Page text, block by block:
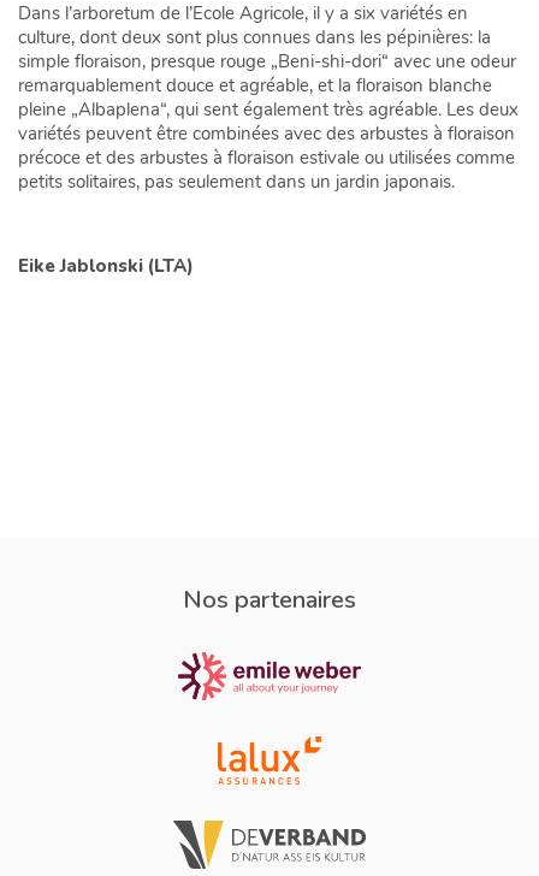
Dans l’arboretum de l’Ecole Agricole, il y a six variétés en
culture, dont deux sont plus connues dans les pépinières: la
simple floraison, presque rouge „Beni-shi-dori“ avec une odeur
remarquablement douce et agréable, et la floraison blanche
pleine „Albaplena“, qui sent également très agréable. Les deux
variétés peuvent être combinées avec des arbustes à floraison
précoce et des arbustes à floraison estivale ou utilisées comme
petits solitaires, pas seulement dans un jardin japonais.
Eike Jablonski (LTA)
Nos partenaires